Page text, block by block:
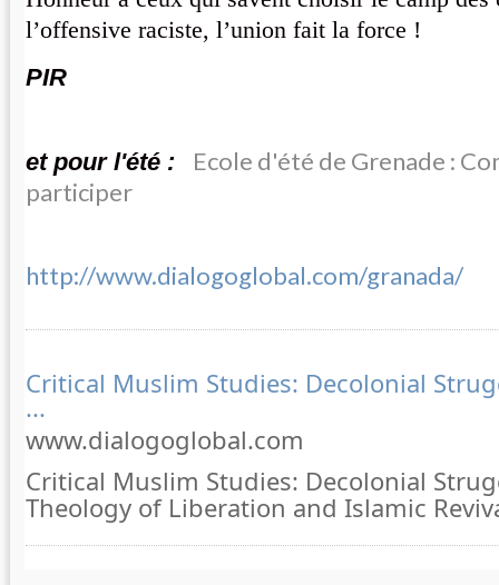
l’offensive raciste, l’union fait la force !
PIR
et pour l'été :
Ecole d'été de Grenade :
participer
http://www.dialogoglobal.com/granada/
Critical Muslim Studies: Decolonial
...
www.dialogoglobal.com
Critical Muslim Studies: Decolonial
Theology of Liberation and Islamic